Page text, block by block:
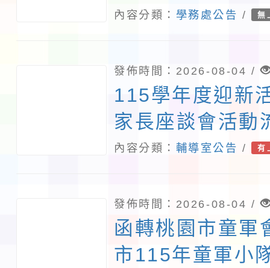
象擴大
內容分類： 學務處公告 / 無
發佈時間：2026-08-04 /
115學年度迎新
家長座談會活動
內容分類： 輔導室公告 / 有
發佈時間：2026-08-04 /
函轉桃園市童軍
市115年童軍小